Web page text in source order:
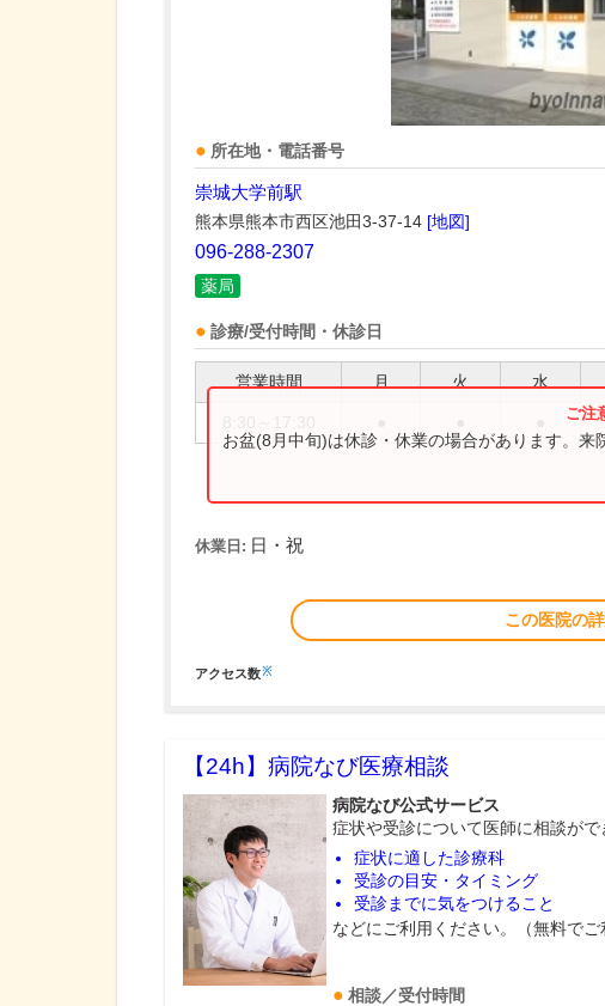
所在地・電話番号
崇城大学前駅
熊本県熊本市西区池田3-37-14 [地図]
096-288-2307
薬局
診療/受付時間・休診日
営業時間 月 火 水
お盆(8月中旬)は休診・休業の場合があります。来
休業日: 日・祝
この医院の
アクセス数※
【24h】 病院なび医療相談
病院なび公式サービス
症状や受診について医師に相談がで
症状に適した診療科
受診の目安・タイミング
受診までに気をつけること
などにご利用ください。（無料でご
相談／受付時間